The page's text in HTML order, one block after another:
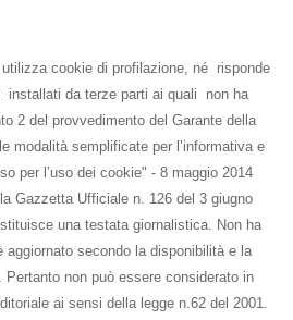
utilizza cookie di profilazione, né risponde
da terze parti ai quali non ha
2 del provvedimento del Garante della
modalità semplificate per l’informativa e
per l’uso dei cookie" - 8 maggio 2014
Gazzetta Ufficiale n. 126 del 3 giugno
una testata giornalistica. Non ha
secondo la disponibilità e la
non può essere considerato in
ai sensi della legge n.62 del 2001.